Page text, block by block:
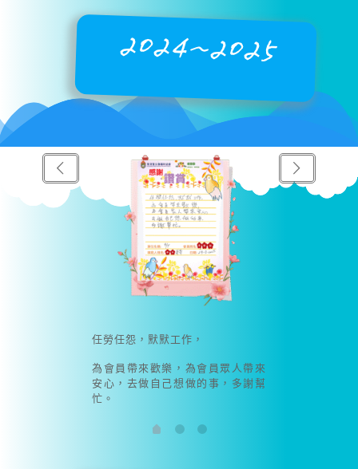
2024~2025
任勞任怨，默默工作，
為會員帶來歡樂，為會員眾人帶來
安心，去做自己想做的事，多謝幫
忙。